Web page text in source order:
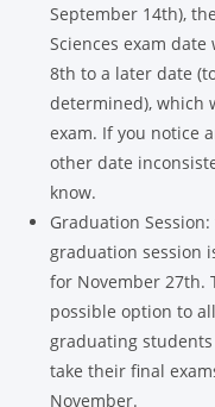
September 14th),
Sciences exam
8th to a later date
determined), which
exam. If you notice
other date
know.
Graduation
graduation session
for November 27th.
possible option to
graduating
take their final
November.